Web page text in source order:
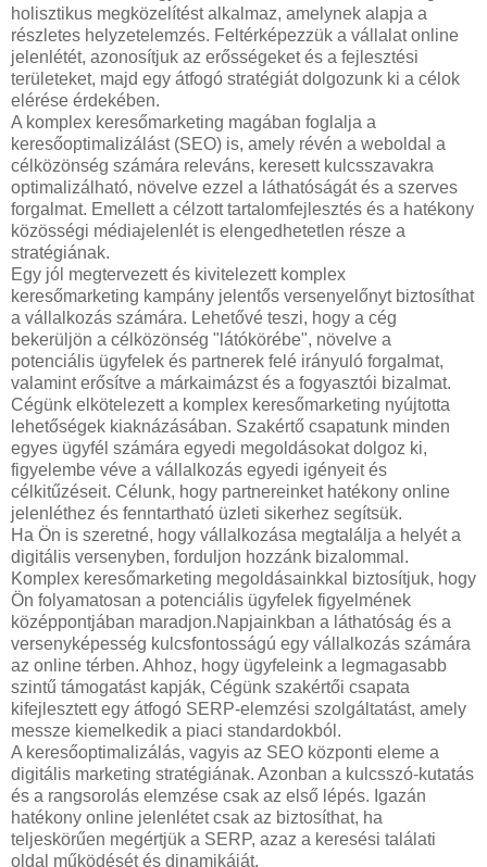
holisztikus megközelítést alkalmaz, amelynek alapja a
részletes helyzetelemzés. Feltérképezzük a vállalat online
jelenlétét, azonosítjuk az erősségeket és a fejlesztési
területeket, majd egy átfogó stratégiát dolgozunk ki a célok
elérése érdekében.
A komplex keresőmarketing magában foglalja a
keresőoptimalizálást (SEO) is, amely révén a weboldal a
célközönség számára releváns, keresett kulcsszavakra
optimalizálható, növelve ezzel a láthatóságát és a szerves
forgalmat. Emellett a célzott tartalomfejlesztés és a hatékony
közösségi médiajelenlét is elengedhetetlen része a
stratégiának.
Egy jól megtervezett és kivitelezett komplex
keresőmarketing kampány jelentős versenyelőnyt biztosíthat
a vállalkozás számára. Lehetővé teszi, hogy a cég
bekerüljön a célközönség "látókörébe", növelve a
potenciális ügyfelek és partnerek felé irányuló forgalmat,
valamint erősítve a márkaimázst és a fogyasztói bizalmat.
Cégünk elkötelezett a komplex keresőmarketing nyújtotta
lehetőségek kiaknázásában. Szakértő csapatunk minden
egyes ügyfél számára egyedi megoldásokat dolgoz ki,
figyelembe véve a vállalkozás egyedi igényeit és
célkitűzéseit. Célunk, hogy partnereinket hatékony online
jelenléthez és fenntartható üzleti sikerhez segítsük.
Ha Ön is szeretné, hogy vállalkozása megtalálja a helyét a
digitális versenyben, forduljon hozzánk bizalommal.
Komplex keresőmarketing megoldásainkkal biztosítjuk, hogy
Ön folyamatosan a potenciális ügyfelek figyelmének
középpontjában maradjon.Napjainkban a láthatóság és a
versenyképesség kulcsfontosságú egy vállalkozás számára
az online térben. Ahhoz, hogy ügyfeleink a legmagasabb
szintű támogatást kapják, Cégünk szakértői csapata
kifejlesztett egy átfogó SERP-elemzési szolgáltatást, amely
messze kiemelkedik a piaci standardokból.
A keresőoptimalizálás, vagyis az SEO központi eleme a
digitális marketing stratégiának. Azonban a kulcsszó-kutatás
és a rangsorolás elemzése csak az első lépés. Igazán
hatékony online jelenlétet csak az biztosíthat, ha
teljeskörűen megértjük a SERP, azaz a keresési találati
oldal működését és dinamikáját.